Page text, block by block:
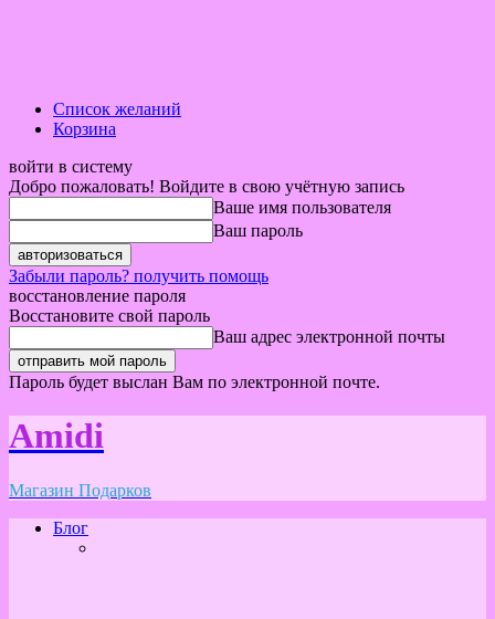
Список желаний
Корзина
войти в систему
Добро пожаловать! Войдите в свою учётную запись
Ваше имя пользователя
Ваш пароль
Забыли пароль? получить помощь
восстановление пароля
Восстановите свой пароль
Ваш адрес электронной почты
Пароль будет выслан Вам по электронной почте.
Amidi
Магазин Подарков
Блог